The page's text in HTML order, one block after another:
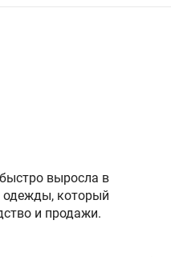
выросла в
одежды, который
и продажи.